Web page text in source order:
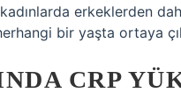
erkeklerden
bir yaşta ortaya
CRP